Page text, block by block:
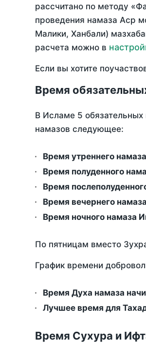
рассчитано по методу
проведения намаза Аср
Малики, Ханбали)
расчета можно в
Если вы хотите
Время
В Исламе 5
намазов следующее:
Время утреннего
Время полуденного
Время
Время вечернего
Время ночного намаза
По пятницам вместо
График времени
Время Духа намаза
Лучшее время для
Время Сухура и